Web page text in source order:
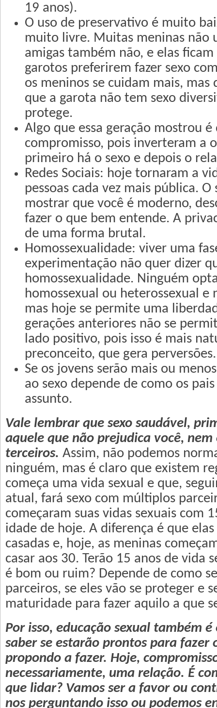
19 anos).
O uso de preservativo é muito
muito livre. Muitas meninas não
amigas também não, e elas ficam
garotos preferirem fazer sexo
os meninos se cuidam mais, mas
que a garota não tem sexo
protege.
Algo que essa geração mostrou é
compromisso, pois inverteram a
primeiro há o sexo e depois o
Redes Sociais: hoje tornaram a
pessoas cada vez mais pública.
mostrar que você é moderno,
fazer o que bem entende. A
de uma forma brutal.
Homossexualidade: viver uma
experimentação não quer dizer
homossexualidade. Ninguém
homossexual ou heterossexual e
mas hoje se permite uma
gerações anteriores não se
lado positivo, pois isso é mais
preconceito, que gera perversões.
Se os jovens serão mais ou
ao sexo depende de como os
assunto.
Vale lembrar que sexo saudável,
aquele que não prejudica você,
terceiros. Assim, não podemos
ninguém, mas é claro que existem
começa uma vida sexual e que,
atual, fará sexo com múltiplos
começaram suas vidas sexuais com
idade de hoje. A diferença é que
casadas e, hoje, as meninas
casar aos 30. Terão 15 anos de vida
é bom ou ruim? Depende de como
parceiros, se eles vão se proteger e
maturidade para fazer aquilo a que
Por isso, educação sexual também
saber se estarão prontos para fazer
propondo a fazer. Hoje,
necessariamente, uma relação. É
que lidar? Vamos ser a favor ou
nos perguntando isso ou podemos